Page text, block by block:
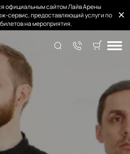
официальным сайтом Лайв Арены
сервис, предоставляющий услуги по
на мероприятия.